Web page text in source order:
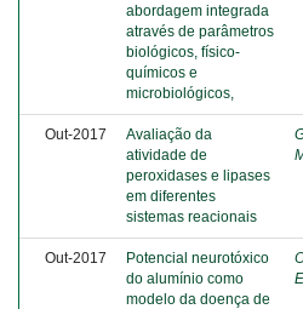
abordagem integrada
através de parâmetros
biológicos, físico-
químicos e
microbiológicos,
Out-2017
Avaliação da
atividade de
peroxidases e lipases
em diferentes
sistemas reacionais
Out-2017
Potencial neurotóxico
do alumínio como
modelo da doença de